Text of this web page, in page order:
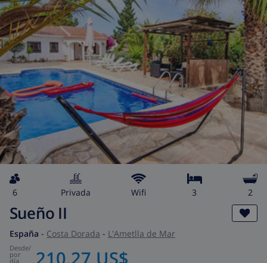
6 privada wifi 3 2
Sueño II
España - Costa Dorada - L'Ametlla de Mar
desde/
por
día 210,27 US$